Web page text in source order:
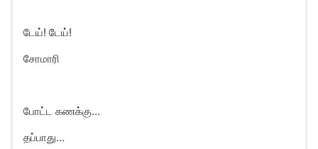
டேய்! டேய்!
சோமாரி
போட்ட கணக்கு…
தப்பாது…